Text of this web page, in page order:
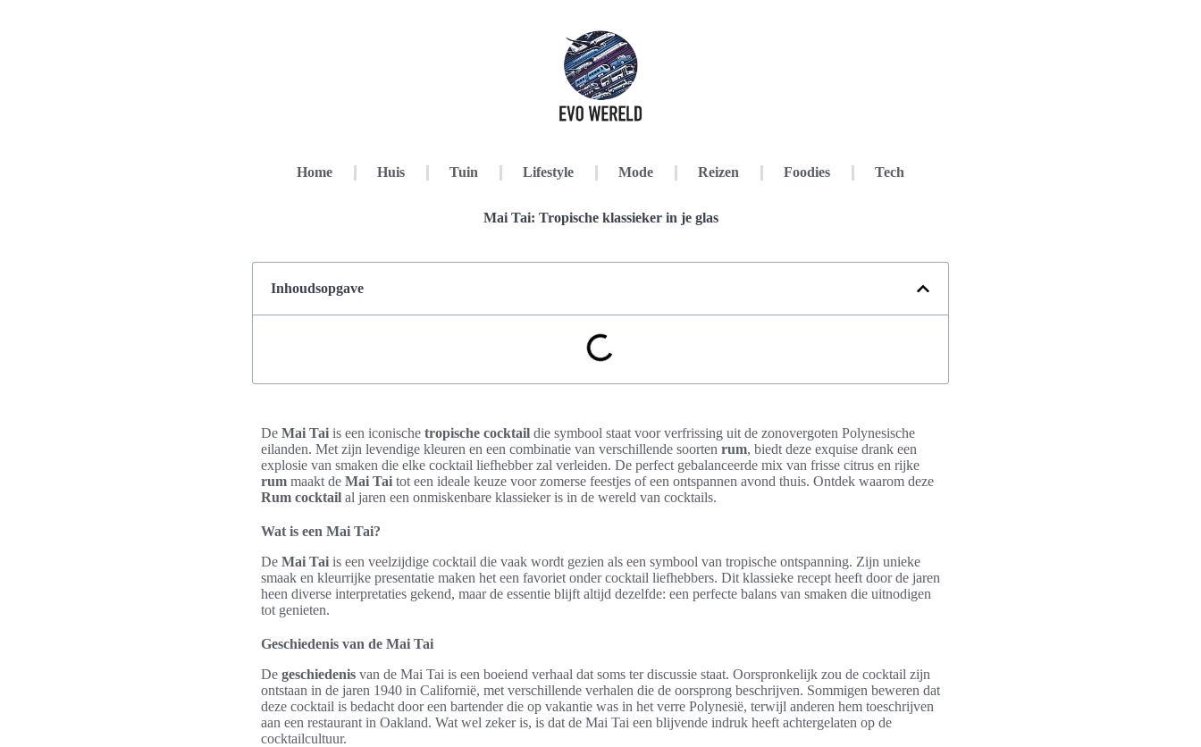
Home Huis Tuin Lifestyle Mode Reizen Foodies Tech
Mai Tai: Tropische klassieker in je glas
Inhoudsopgave
De Mai Tai is een iconische tropische cocktail die symbool staat voor verfrissing uit de zonovergoten Polynesische
eilanden. Met zijn levendige kleuren en een combinatie van verschillende soorten rum, biedt deze exquise drank een
explosie van smaken die elke cocktail liefhebber zal verleiden. De perfect gebalanceerde mix van frisse citrus en rijke
rum maakt de Mai Tai tot een ideale keuze voor zomerse feestjes of een ontspannen avond thuis. Ontdek waarom deze
Rum cocktail al jaren een onmiskenbare klassieker is in de wereld van cocktails.
Wat is een Mai Tai?
De Mai Tai is een veelzijdige cocktail die vaak wordt gezien als een symbool van tropische ontspanning. Zijn unieke
smaak en kleurrijke presentatie maken het een favoriet onder cocktail liefhebbers. Dit klassieke recept heeft door de jaren
heen diverse interpretaties gekend, maar de essentie blijft altijd dezelfde: een perfecte balans van smaken die uitnodigen
tot genieten.
Geschiedenis van de Mai Tai
De geschiedenis van de Mai Tai is een boeiend verhaal dat soms ter discussie staat. Oorspronkelijk zou de cocktail zijn
ontstaan in de jaren 1940 in Californië, met verschillende verhalen die de oorsprong beschrijven. Sommigen beweren dat
deze cocktail is bedacht door een bartender die op vakantie was in het verre Polynesië, terwijl anderen hem toeschrijven
aan een restaurant in Oakland. Wat wel zeker is, is dat de Mai Tai een blijvende indruk heeft achtergelaten op de
cocktailcultuur.